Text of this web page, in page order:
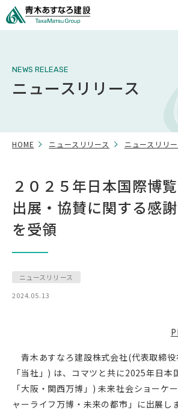
NEWS RELEASE
ニュースリリース
HOME ニュースリリース ニュースリリー
２０２５年日本国際博
出展・協賛に関する感
を受領
ニュースリリース
2024.05.13
青木あすなろ建設株式会社(代表取締
「当社」) は、コマツと共に2025年日本
「大阪・関西万博」) 未来社会ショーケ
ャーライフ万博・未来の都市」に出展し